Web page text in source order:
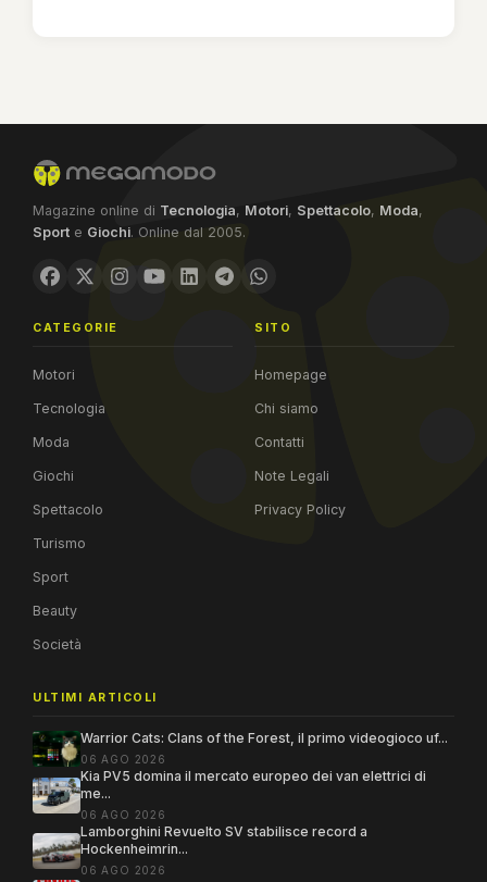
Magazine online di Tecnologia, Motori, Spettacolo, Moda,
Sport e Giochi. Online dal 2005.
CATEGORIE
Motori
Tecnologia
Moda
Giochi
Spettacolo
Turismo
Sport
Beauty
Società
SITO
Homepage
Chi siamo
Contatti
Note Legali
Privacy Policy
ULTIMI ARTICOLI
Warrior Cats: Clans of the Forest, il primo videogioco uf...
06 AGO 2026
Kia PV5 domina il mercato europeo dei van elettrici di
me...
06 AGO 2026
Lamborghini Revuelto SV stabilisce record a
Hockenheimrin...
06 AGO 2026